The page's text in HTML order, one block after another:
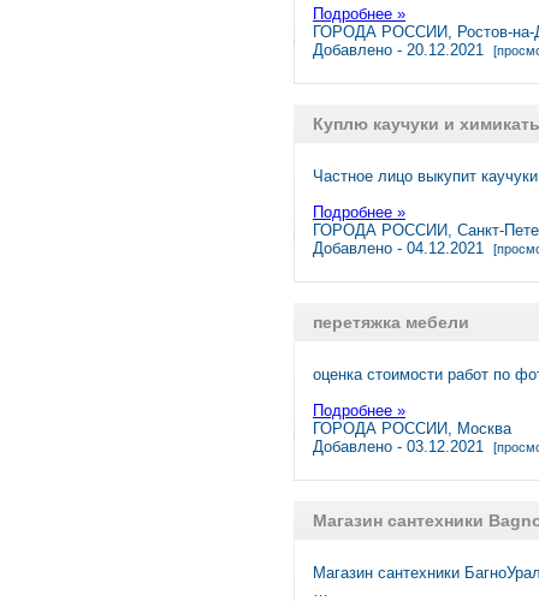
Подробнее »
ГОРОДА РОССИИ, Ростов-на-
Добавлено - 20.12.2021
Куплю каучуки и
Частное лицо выкупит
Подробнее »
ГОРОДА РОССИИ, Санкт-
Добавлено - 04.12.2021
перетяжка мебели
оценка стоимости работ по
Подробнее »
ГОРОДА РОССИИ, Москва
Добавлено - 03.12.2021
Магазин сантехники
Магазин сантехники
…